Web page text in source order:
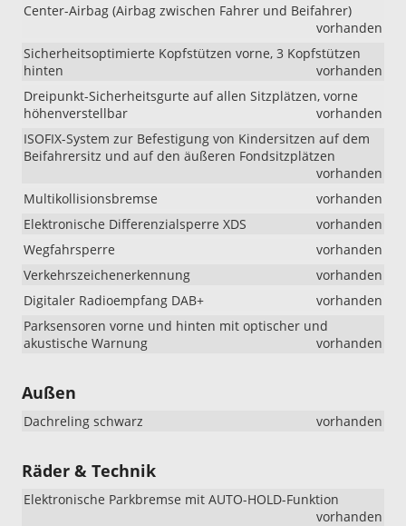
Center-Airbag (Airbag zwischen Fahrer und Beifahrer)
vorhanden
Sicherheitsoptimierte Kopfstützen vorne, 3 Kopfstützen
hinten
vorhanden
Dreipunkt-Sicherheitsgurte auf allen Sitzplätzen, vorne
höhenverstellbar
vorhanden
ISOFIX-System zur Befestigung von Kindersitzen auf dem
Beifahrersitz und auf den äußeren Fondsitzplätzen
vorhanden
Multikollisionsbremse
vorhanden
Elektronische Differenzialsperre XDS
vorhanden
Wegfahrsperre
vorhanden
Verkehrszeichenerkennung
vorhanden
Digitaler Radioempfang DAB+
vorhanden
Parksensoren vorne und hinten mit optischer und
akustische Warnung
vorhanden
Außen
Dachreling schwarz vorhanden
Räder & Technik
Elektronische Parkbremse mit AUTO-HOLD-Funktion
vorhanden